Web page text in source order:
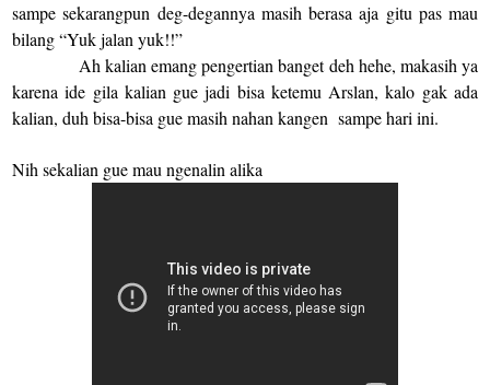
sampe sekarangpun deg-degannya masih berasa aja gitu pas mau
bilang “Yuk jalan yuk!!”
Ah kalian emang pengertian banget deh hehe, makasih ya
karena ide gila kalian gue jadi bisa ketemu Arslan, kalo gak ada
kalian, duh bisa-bisa gue masih nahan kangen sampe hari ini.
Nih sekalian gue mau ngenalin alika